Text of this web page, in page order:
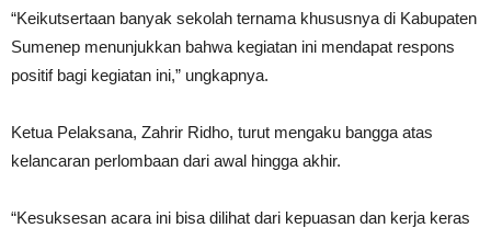
“Keikutsertaan banyak sekolah ternama khususnya di Kabupaten
Sumenep menunjukkan bahwa kegiatan ini mendapat respons
positif bagi kegiatan ini,” ungkapnya.
Ketua Pelaksana, Zahrir Ridho, turut mengaku bangga atas
kelancaran perlombaan dari awal hingga akhir.
“Kesuksesan acara ini bisa dilihat dari kepuasan dan kerja keras